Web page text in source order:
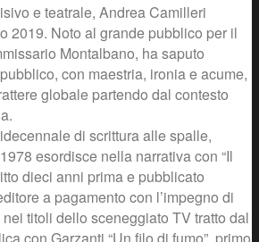
e teatrale, Andrea Camilleri
2019. Noto al grande pubblico per il
Montalbano, ha saputo
con maestria, ironia e acume,
globale partendo dal contesto
di scrittura alle spalle,
esordisce nella narrativa con “Il
dieci anni prima e pubblicato
a pagamento con l’impegno di
titoli dello sceneggiato TV tratto dal
con Garzanti “Un filo di fumo”, primo